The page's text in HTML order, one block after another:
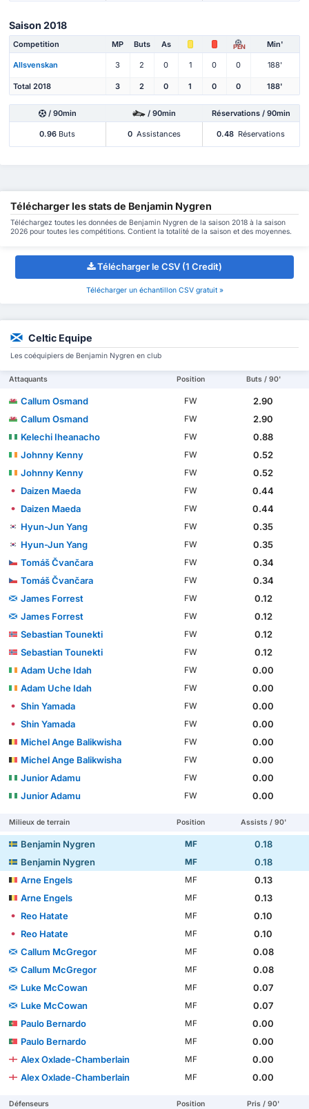
Saison 2018
Competition MP Buts As PEN Min'
Allsvenskan 3 2 0 1 0 0 188'
Total 2018 3 2 0 1 0 0 188'
/ 90min / 90min Réservations / 90min
0.96 Buts 0 Assistances 0.48 Réservations
Télécharger les stats de Benjamin Nygren
Téléchargez toutes les données de Benjamin Nygren de la saison 2018 à la saison
2026 pour toutes les compétitions. Contient la totalité de la saison et des moyennes.
Télécharger le CSV (1 Credit)
Télécharger un échantillon CSV gratuit »
Celtic Equipe
Les coéquipiers de Benjamin Nygren en club
Attaquants Position Buts / 90'
Callum Osmand FW
2.90
Callum Osmand
FW
2.90
Kelechi Iheanacho
FW
0.88
Johnny Kenny
FW
0.52
Johnny Kenny
FW
0.52
Daizen Maeda
FW
0.44
Daizen Maeda
FW
0.44
Hyun-Jun Yang
FW
0.35
Hyun-Jun Yang
FW
0.35
Tomáš Čvančara
FW
0.34
Tomáš Čvančara
FW
0.34
James Forrest
FW
0.12
James Forrest
FW
0.12
Sebastian Tounekti
FW
0.12
Sebastian Tounekti
FW
0.12
Adam Uche Idah
FW
0.00
Adam Uche Idah
FW
0.00
Shin Yamada
FW
0.00
Shin Yamada
FW
0.00
Michel Ange Balikwisha
FW
0.00
Michel Ange Balikwisha
FW
0.00
Junior Adamu
FW
0.00
Junior Adamu
FW 0.00
Milieux de terrain Position Assists / 90'
Benjamin Nygren MF
0.18
Benjamin Nygren
MF
0.18
Arne Engels
MF
0.13
Arne Engels
MF
0.13
Reo Hatate
MF
0.10
Reo Hatate
MF
0.10
Callum McGregor
MF
0.08
Callum McGregor
MF
0.08
Luke McCowan
MF
0.07
Luke McCowan
MF
0.07
Paulo Bernardo
MF
0.00
Paulo Bernardo
MF
0.00
Alex Oxlade-Chamberlain
MF
0.00
Alex Oxlade-Chamberlain
MF 0.00
Défenseurs Position Pris / 90'